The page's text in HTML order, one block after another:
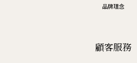
品牌理念
顧客服務